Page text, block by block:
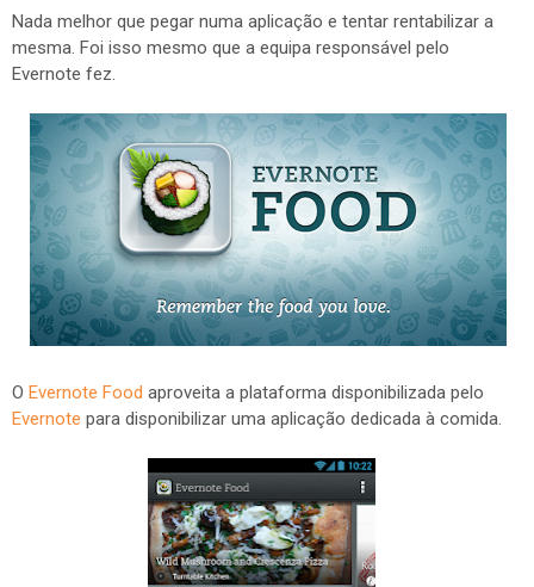
Nada melhor que pegar numa aplicação e tentar rentabilizar a
mesma. Foi isso mesmo que a equipa responsável pelo
Evernote fez.
O Evernote Food aproveita a plataforma disponibilizada pelo
Evernote para disponibilizar uma aplicação dedicada à comida.